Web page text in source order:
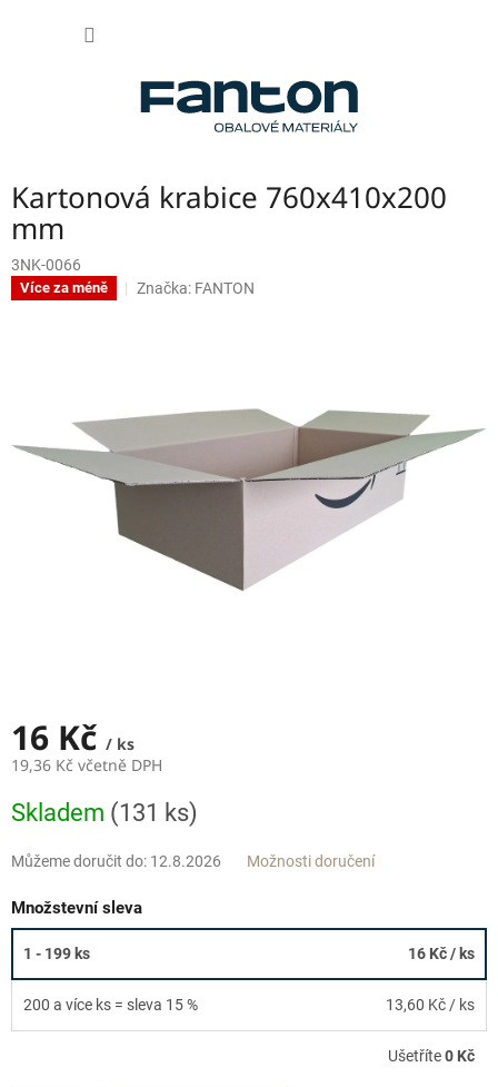
Kartonová krabice 760x410x200
mm
3NK-0066
Více za méně Značka: FANTON
16 Kč / ks
19,36 Kč včetně DPH
cena:
Skladem (131 ks)
Můžeme doručit do: 12.8.2026 Možnosti doručení
Množstevní sleva
1 - 199 ks 16 Kč/ ks
200 a více ks = sleva 15 % 13,60 Kč / ks
Ušetříte0 Kč